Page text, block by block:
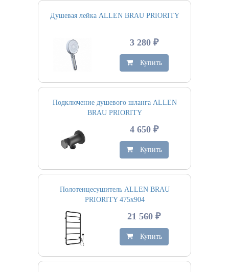
Душевая лейка ALLEN BRAU PRIORITY
3 280 ₽
Купить
Подключение душевого шланга ALLEN
BRAU PRIORITY
4 650 ₽
Купить
Полотенцесушитель ALLEN BRAU
PRIORITY 475х904
21 560 ₽
Купить